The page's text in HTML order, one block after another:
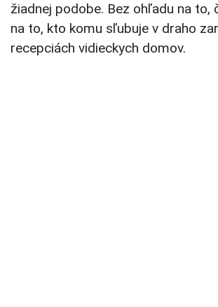
žiadnej podobe. Bez ohľadu na to,
na to, kto komu sľubuje v draho
recepciách vidieckych domov.